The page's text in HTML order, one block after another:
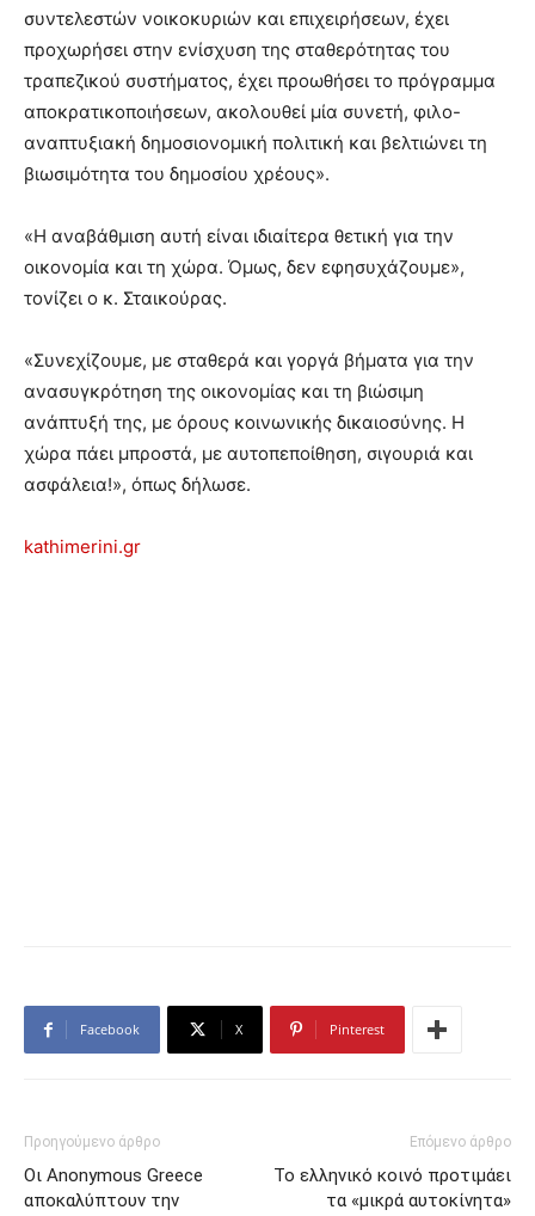
συντελεστών νοικοκυριών και επιχειρήσεων, έχει
προχωρήσει στην ενίσχυση της σταθερότητας του
τραπεζικού συστήματος, έχει προωθήσει το πρόγραμμα
αποκρατικοποιήσεων, ακολουθεί μία συνετή, φιλο-
αναπτυξιακή δημοσιονομική πολιτική και βελτιώνει τη
βιωσιμότητα του δημοσίου χρέους».
«Η αναβάθμιση αυτή είναι ιδιαίτερα θετική για την
οικονομία και τη χώρα. Όμως, δεν εφησυχάζουμε»,
τονίζει ο κ. Σταικούρας.
«Συνεχίζουμε, με σταθερά και γοργά βήματα για την
ανασυγκρότηση της οικονομίας και τη βιώσιμη
ανάπτυξή της, με όρους κοινωνικής δικαιοσύνης. Η
χώρα πάει μπροστά, με αυτοπεποίθηση, σιγουριά και
ασφάλεια!», όπως δήλωσε.
kathimerini.gr
Facebook X Pinterest
Προηγούμενο άρθρο
Οι Anonymous Greece
αποκαλύπτουν την
Επόμενο άρθρο
Το ελληνικό κοινό προτιμάει
τα «μικρά αυτοκίνητα»